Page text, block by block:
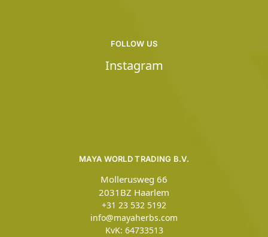
MAYA WORLD TRADING B.V.
Mollerusweg 66
2031BZ Haarlem
+31 23 532 5192
info@mayaherbs.com
KvK: 64733513
FOLLOW US
Instagram